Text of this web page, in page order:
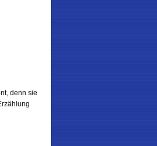
denn sie